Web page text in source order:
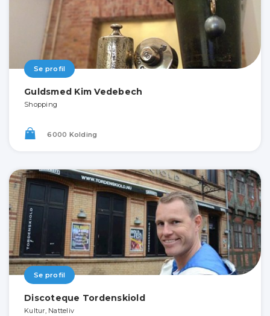
Se profil
Guldsmed Kim Vedebech
Shopping
6000 Kolding
Se profil
Discoteque Tordenskiold
Kultur, Natteliv